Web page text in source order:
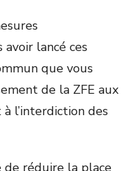
avoir lancé ces
que vous
de la ZFE aux
l’interdiction des
réduire la place